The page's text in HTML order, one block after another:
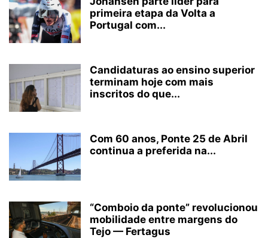
primeira etapa da Volta a
Portugal com...
Candidaturas ao ensino superior
terminam hoje com mais
inscritos do que...
Com 60 anos, Ponte 25 de Abril
continua a preferida na...
“Comboio da ponte” revolucionou
mobilidade entre margens do
Tejo — Fertagus